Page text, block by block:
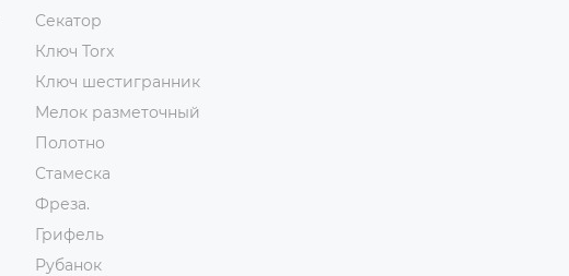
Секатор
Ключ Torx
Ключ шестигранник
Мелок разметочный
Полотно
Стамеска
Фреза.
Грифель
Рубанок